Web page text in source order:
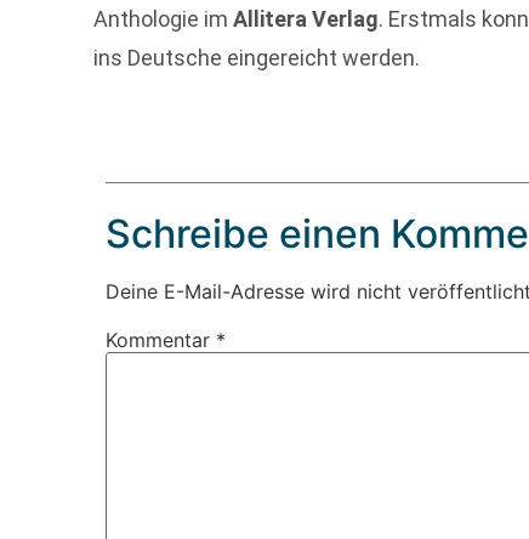
Anthologie imAllitera Verlag. Erstmals
ins Deutsche eingereicht werden.
Schreibe einen
Deine E-Mail-Adresse wird nicht
Kommentar *